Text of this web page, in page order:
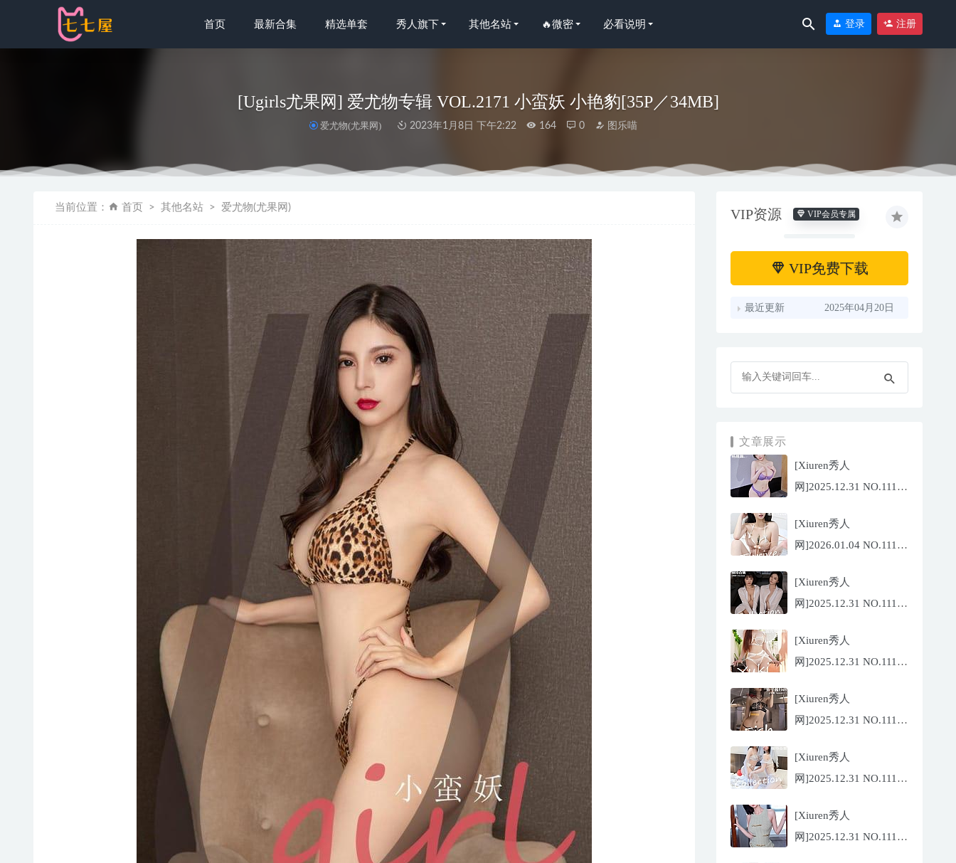
首页 最新合集 精选单套 秀人旗下 其他名站 🔥微密 必看说明 登录 注册
[Ugirls尤果网] 爱尤物专辑 VOL.2171 小蛮妖 小艳豹[35P／34MB]
爱尤物(尤果网) 2023年1月8日 下午2:22 164 0 图乐喵
当前位置： 首页 其他名站 爱尤物(尤果网) VIP资源 VIP会员专属
VIP免费下载
最近更新 2025年04月20日
文章展示
[Xiuren秀人
网]2025.12.31 NO.11187
[Xiuren秀人
网]2026.01.04 NO.11189
_Thrive[71P/640.85MB]
[Xiuren秀人
网]2025.12.31 NO.11188
[Xiuren秀人
网]2025.12.31 NO.11185
Yuki[75P/942.33MB]
[Xiuren秀人
网]2025.12.31 NO.11186
Fish[79P/773.17MB]
[Xiuren秀人
网]2025.12.31 NO.11184
[82P/854.18MB]
[Xiuren秀人
网]2025.12.31 NO.11183
[Xiuren秀人网]2023.03.29 NO.6493 可乐Vicky[70+1P／805MB]
[Xiuren秀人网]2025.05.14 NO.10273 苏一诺[79+1P/853MB] 2025-12-03
[ROSI写真]2021.11.06 NO.3624[133+1P／177MB] 2023-01-08
[Xiuren秀人网]2023.11.30 NO.7743 沈青黛[90+1P/780MB] 2024-04-02